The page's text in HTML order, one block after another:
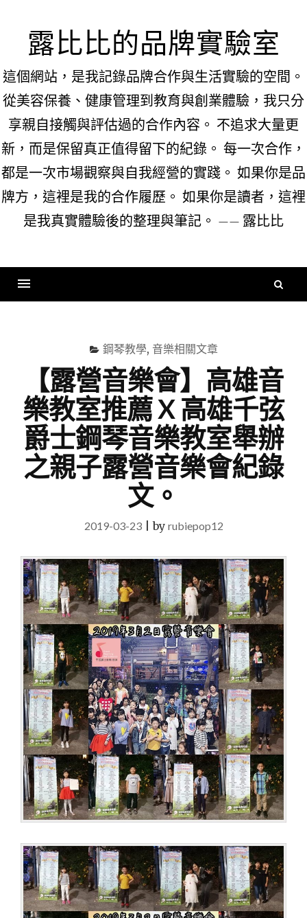
content露比比的品牌實驗室
這個網站，是我記錄品牌合作與生活實驗的空間。
從美容保養、健康管理到教育與創業體驗，我只分
享親自接觸與評估過的合作內容。 不追求大量更
新，而是保留真正值得留下的紀錄。 每一次合作，
都是一次市場觀察與自我經營的實踐。 如果你是品
牌方，這裡是我的合作履歷。 如果你是讀者，這裡
是我真實體驗後的整理與筆記。 —— 露比比
鋼琴教學, 音樂相關文章
【露營音樂會】高雄音
樂教室推薦 X 高雄千弦
爵士鋼琴音樂教室舉辦
之親子露營音樂會紀錄
文。
2019-03-23|by rubiepop12